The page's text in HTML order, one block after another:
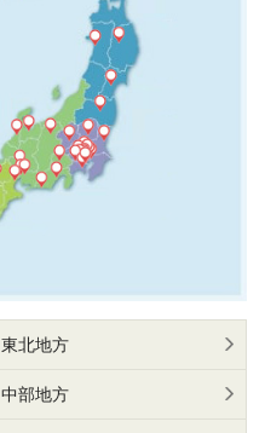
東北地方
中部地方